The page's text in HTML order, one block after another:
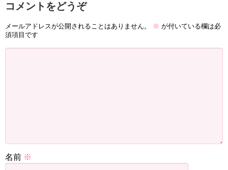
コメントをどうぞ
メールアドレスが公開されることはありません。 ※ が付いている欄は必
須項目です
名前 ※